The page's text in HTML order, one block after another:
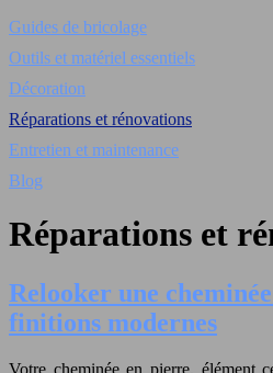
Guides de bricolage
Outils et matériel essentiels
Décoration
Réparations et rénovations
Entretien et maintenance
Blog
Réparations et
Relooker une
finitions modernes
Votre cheminée en pierre, élément